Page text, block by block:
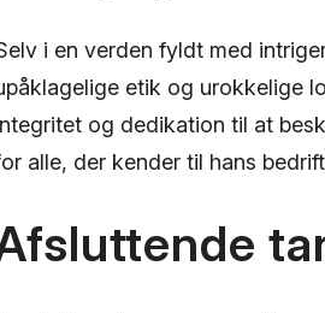
i en verden fyldt med
etik og urokkelige
og dedikation til at
alle, der kender til hans